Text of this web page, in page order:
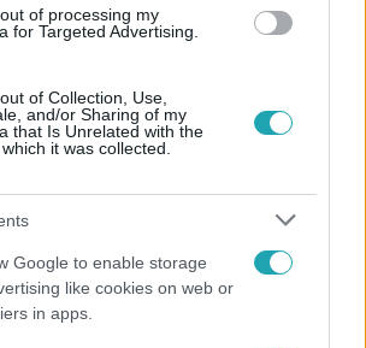
of processing my
for Targeted Advertising.
of Collection, Use,
and/or Sharing of my
that Is Unrelated with the
it was collected.
Google to enable storage
like cookies on web or
in apps.
vágysz, de tanácstalan vagy, mit nézz?
mint egy ezrest kiadni egy jó filmért?
jobban, mint, hogy ne kelljen
Miért is tennéd? Kuckózz be, kattints
segítenek élményekkel teli döntést